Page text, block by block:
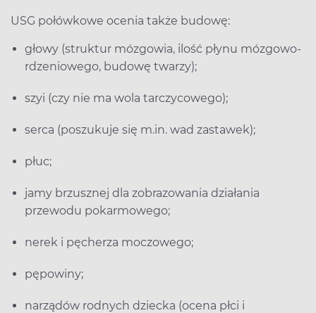
USG połówkowe ocenia także budowę:
głowy (struktur mózgowia, ilość płynu mózgowo-
rdzeniowego, budowę twarzy);
szyi (czy nie ma wola tarczycowego);
serca (poszukuje się m.in. wad zastawek);
płuc;
jamy brzusznej dla zobrazowania działania
przewodu pokarmowego;
nerek i pęcherza moczowego;
pępowiny;
narządów rodnych dziecka (ocena płci i